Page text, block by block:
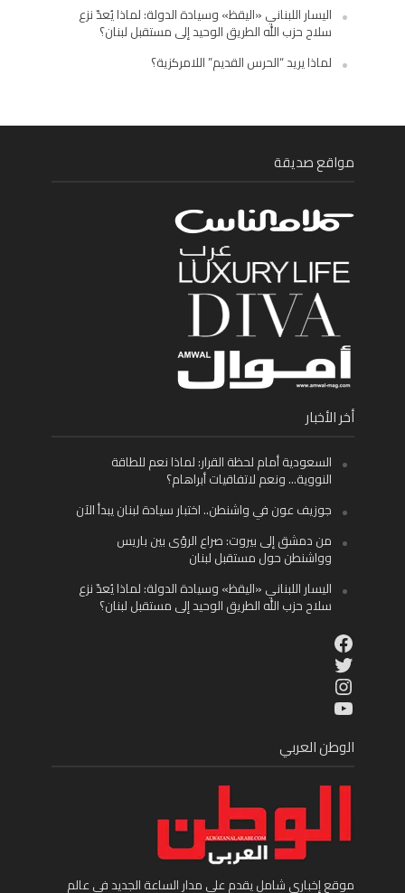
اليسار اللبناني «اليقظ» وسيادة الدولة: لماذا يُعدّ نزع
سلاح حزب الله الطريق الوحيد إلى مستقبل لبنان؟
لماذا يريد “الحرس القديم” اللامركزية؟
مواقع صديقة
أخر الأخبار
السعودية أمام لحظة القرار: لماذا نعم للطاقة
النووية… ونعم لاتفاقيات أبراهام؟
جوزيف عون في واشنطن.. اختبار سيادة لبنان يبدأ الآن
من دمشق إلى بيروت: صراع الرؤى بين باريس
وواشنطن حول مستقبل لبنان
اليسار اللبناني «اليقظ» وسيادة الدولة: لماذا يُعدّ نزع
سلاح حزب الله الطريق الوحيد إلى مستقبل لبنان؟
Facebook
Twitter
Instagram
YouTube
الوطن العربي
موقع إخباري شامل يقدم على مدار الساعة الجديد في عالم